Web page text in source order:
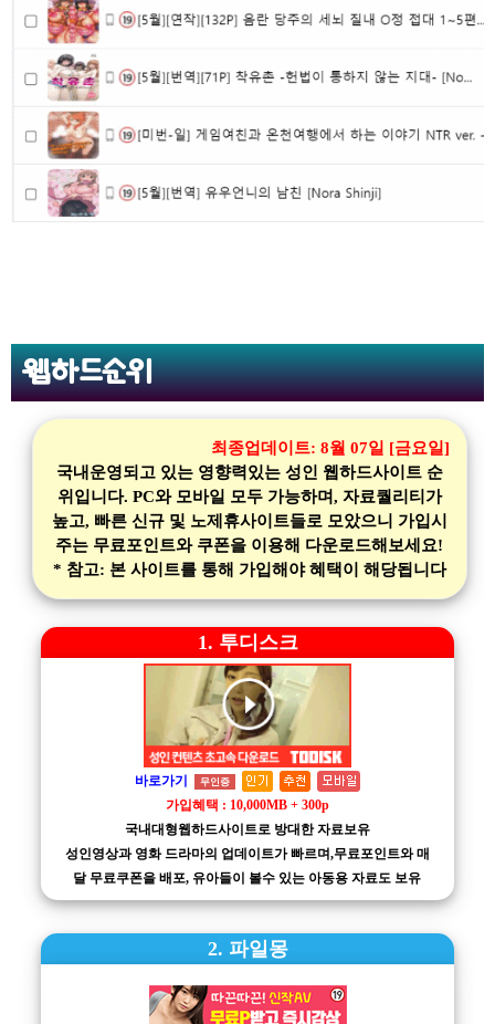
웹하드순위
최종업데이트: 8월 07일 [금요일]
국내운영되고 있는 영향력있는 성인 웹하드사이트 순
위입니다. PC와 모바일 모두 가능하며, 자료퀄리티가
높고, 빠른 신규 및 노제휴사이트들로 모았으니 가입시
주는 무료포인트와 쿠폰을 이용해 다운로드해보세요!
* 참고: 본 사이트를 통해 가입해야 혜택이 해당됩니다
1. 투디스크
바로가기 무인증
가입혜택 : 10,000MB + 300p
국내대형웹하드사이트로 방대한 자료보유
성인영상과 영화 드라마의 업데이트가 빠르며,무료포인트와 매
달 무료쿠폰을 배포, 유아들이 볼수 있는 아동용 자료도 보유
2. 파일몽